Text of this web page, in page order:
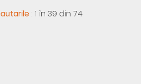
:1 în 39 din 74